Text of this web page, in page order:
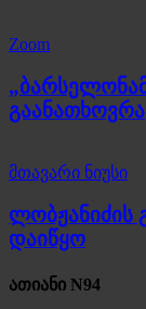
Zoom
გაანათხოვრა
მთავარი ნიუსი
ლობჟანიძის
დაიწყო
ათიანი N94